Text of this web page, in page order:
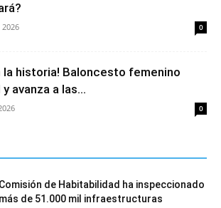
0
la historia! Baloncesto femenino
avanza a las...
0
Comisión de Habitabilidad ha inspeccionado
más de 51.000 mil infraestructuras